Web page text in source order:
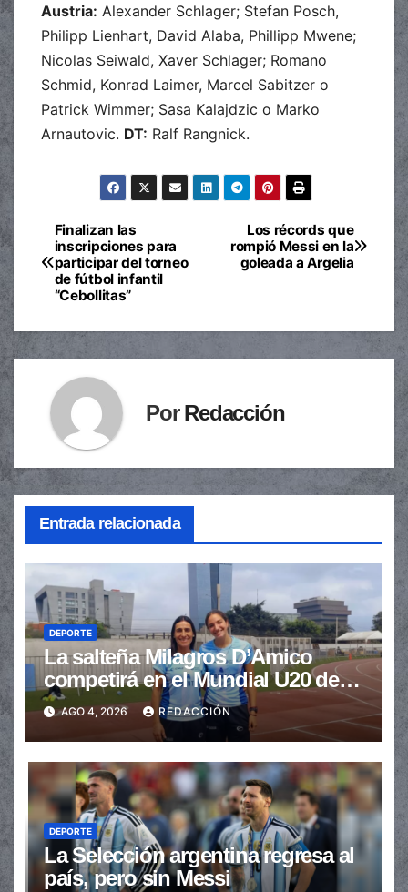
Austria: Alexander Schlager; Stefan Posch,
Philipp Lienhart, David Alaba, Phillipp Mwene;
Nicolas Seiwald, Xaver Schlager; Romano
Schmid, Konrad Laimer, Marcel Sabitzer o
Patrick Wimmer; Sasa Kalajdzic o Marko
Arnautovic. DT: Ralf Rangnick.
Navegación
de
Los récords que
rompió Messi en la
goleada a Argelia
Finalizan las
inscripciones para
participar del torneo
de fútbol infantil
“Cebollitas”
PorRedacción
Entrada relacionada
DEPORTE
La salteña Milagros D’Amico
competirá en el Mundial U20 de
Atletismo
AGO 4, 2026 REDACCIÓN
DEPORTE
La Selección argentina regresa al
país, pero sin Messi